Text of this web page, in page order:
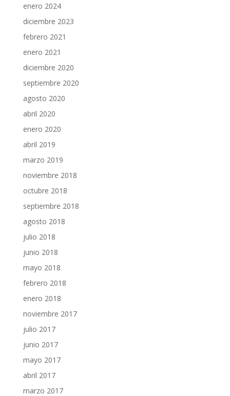
enero 2024
diciembre 2023
febrero 2021
enero 2021
diciembre 2020
septiembre 2020
agosto 2020
abril 2020
enero 2020
abril 2019
marzo 2019
noviembre 2018
octubre 2018
septiembre 2018
agosto 2018
julio 2018
junio 2018
mayo 2018
febrero 2018
enero 2018
noviembre 2017
julio 2017
junio 2017
mayo 2017
abril 2017
marzo 2017